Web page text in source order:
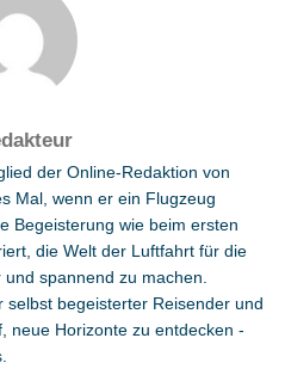
der Online-Redaktion von
Mal, wenn er ein Flugzeug
Begeisterung wie beim ersten
die Welt der Luftfahrt für die
spannend zu machen.
begeisterter Reisender und
neue Horizonte zu entdecken -